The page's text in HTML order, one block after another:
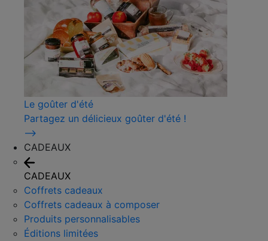
Le goûter d'été
Partagez un délicieux goûter d'été !
⟶
CADEAUX
CADEAUX
Coffrets cadeaux
Coffrets cadeaux à composer
Produits personnalisables
Éditions limitées